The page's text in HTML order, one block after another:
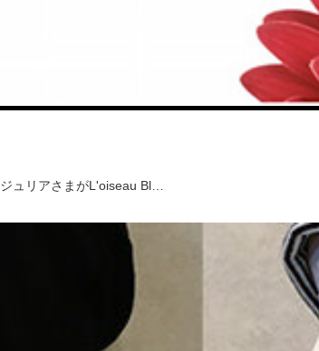
ュリアさまがL'oiseau Bl…